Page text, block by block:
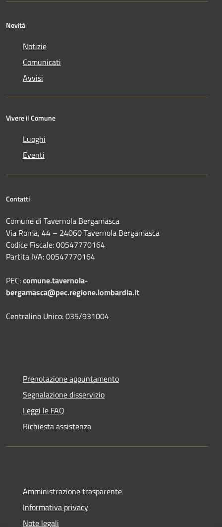
Novità
Notizie
Comunicati
Avvisi
Vivere il Comune
Luoghi
Eventi
Contatti
Comune di Tavernola Bergamasca
Via Roma, 44 – 24060 Tavernola Bergamasca
Codice Fiscale: 00547770164
Partita IVA: 00547770164
PEC:comune.tavernola-
bergamasca@pec.regione.lombardia.it
Centralino Unico: 035/931004
Prenotazione appuntamento
Segnalazione disservizio
Leggi le FAQ
Richiesta assistenza
Amministrazione trasparente
Informativa privacy
Note legali